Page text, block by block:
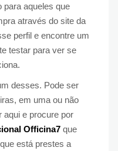
para aqueles que
através do site da
perfil e encontre um
testar para ver se
desses. Pode ser
em uma ou não
aqui e procure por
Officina7 que
está prestes a